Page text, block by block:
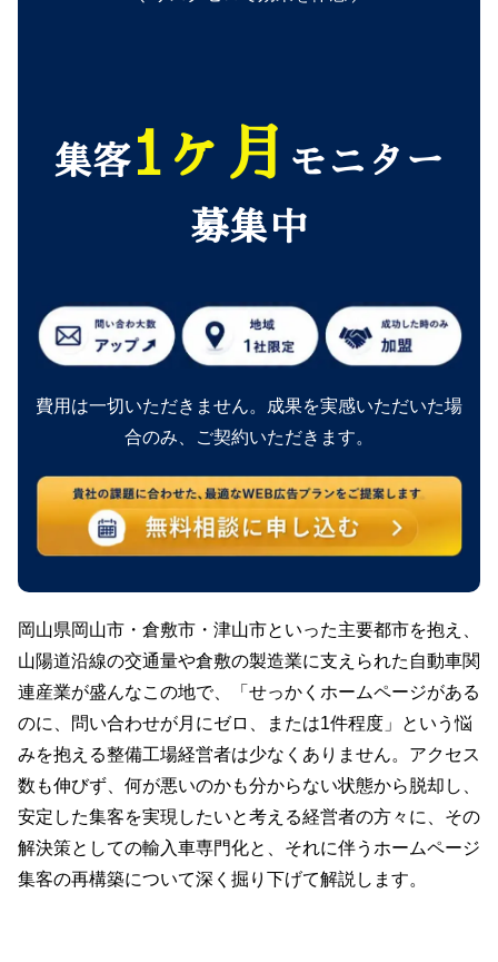
集客1ヶ月
モニター
募集中
費用は一切いただきません。成果を実感いただいた場
合のみ、ご契約いただきます。
岡山県岡山市・倉敷市・津山市といった主要都市を抱え、
山陽道沿線の交通量や倉敷の製造業に支えられた自動車関
連産業が盛んなこの地で、「せっかくホームページがある
のに、問い合わせが月にゼロ、または1件程度」という悩
みを抱える整備工場経営者は少なくありません。アクセス
数も伸びず、何が悪いのかも分からない状態から脱却し、
安定した集客を実現したいと考える経営者の方々に、その
解決策としての輸入車専門化と、それに伴うホームページ
集客の再構築について深く掘り下げて解説します。